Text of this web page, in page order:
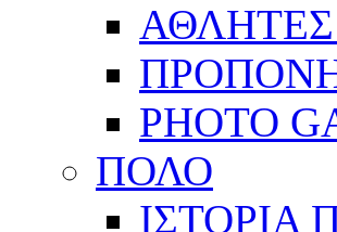
PHOTO
ΠΟΛΟ
ΙΣΤΟΡΙΑ